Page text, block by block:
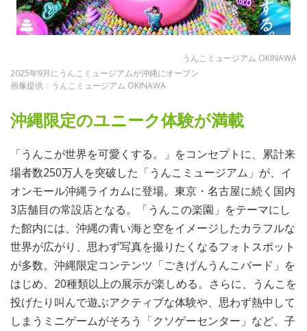
うんこミュージアム OKINAWA
2025年9月にうんこミュージアムが沖縄にオープン
画像提供：うんこミュージアム OKINAWA
沖縄限定のユニーク体験が満載
「うんこが世界を可愛くする。」をコンセプトに、累計来
場者数250万人を突破した「うんこミュージアム」が、イ
オンモール沖縄ライカムに登場。東京・名古屋に続く国内
3店舗目の常設店となる。「うんこの楽園」をテーマにし
た館内には、沖縄の青い海と空をイメージしたカラフルな
世界が広がり、思わず写真を撮りたくなるフォトスポット
が多数。沖縄限定コンテンツ「ごきげんうんこバード」を
はじめ、20種類以上の展示が楽しめる。さらに、うんこを
投げたり叫んで遊ぶアクティブな体験や、思わず熱中して
しまうミニゲームがそろう「クソゲーセンター」など、子